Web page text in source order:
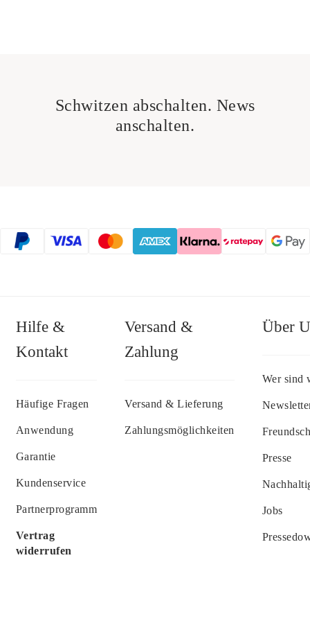
Schwitzen abschalten. News
anschalten.
Hilfe &
Kontakt
Häufige Fragen
Anwendung
Garantie
Kundenservice
Partnerprogramm
Vertrag
widerrufen
Versand &
Zahlung
Versand & Lieferung
Zahlungsmöglichkeiten
Über
Wer sind
Presse
Jobs